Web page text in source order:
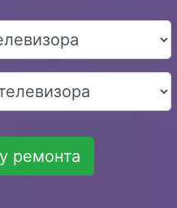
ремонта